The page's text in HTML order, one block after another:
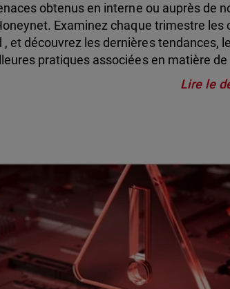
obtenus en interne ou auprès de
Examinez chaque trimestre les
, et découvrez les dernières tendances,
pratiques associées en matière
Lire le